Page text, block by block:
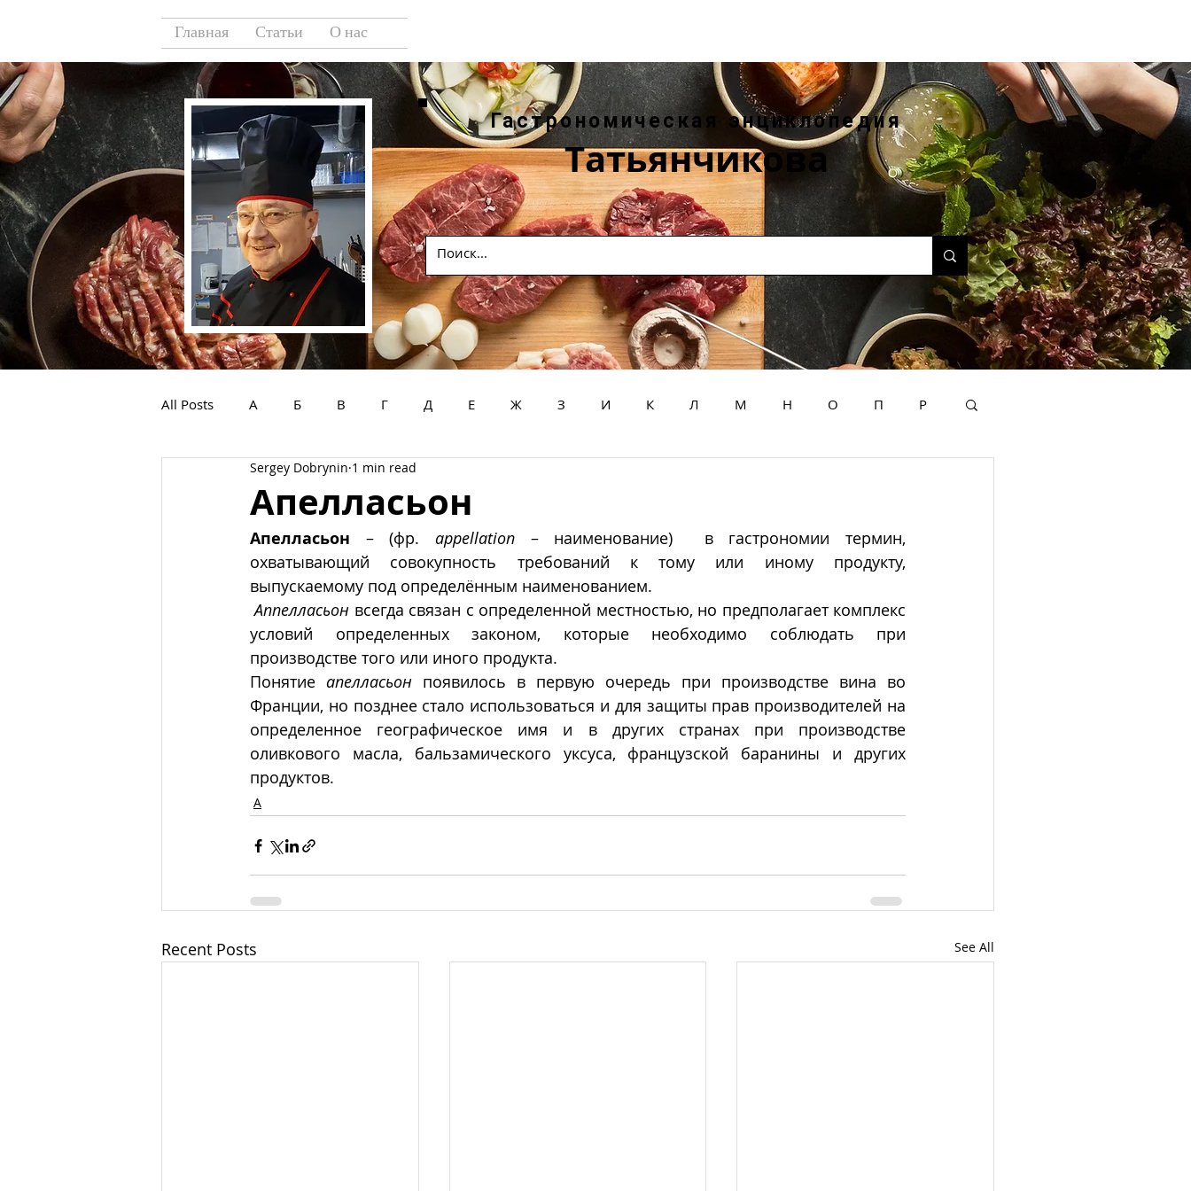
Главная Статьи О нас
Гастрономическая энциклопедия
Татьянчикова
All Posts А Б В Г Д Е Ж З И К Л М Н О П Р
У Ф Х
Апелласьон
Sergey Dobrynin 1 min read
Апелласьон – (фр. appellation – наименование)  в гастрономии термин,
охватывающий совокупность требований к тому или иному продукту,
выпускаемому под определённым наименованием.
Аппелласьон всегда связан с определенной местностью, но предполагает комплекс
условий определенных законом, которые необходимо соблюдать при
производстве того или иного продукта.
Понятие апелласьон появилось в первую очередь при производстве вина во
Франции, но позднее стало использоваться и для защиты прав производителей на
определенное географическое имя и в других странах при производстве
оливкового масла, бальзамического уксуса, французской баранины и других
продуктов.
А
Recent Posts See All